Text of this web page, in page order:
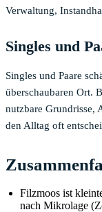
Verwaltung,
Singles und
Singles und Paare
überschaubaren Ort.
nutzbare Grundrisse,
den Alltag oft
Filzmoos ist
nach Mikrolage